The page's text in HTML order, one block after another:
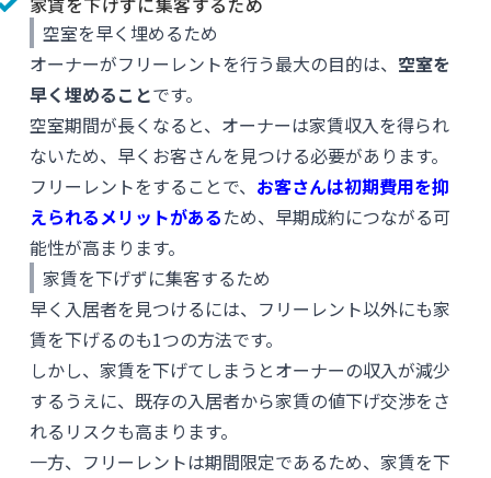
空室を早く埋めるため
オーナーがフリーレントを行う最大の目的は、 空室を
早く埋めることです。
空室期間が長くなると、オーナーは家賃収入を得られ
ないため、早くお客さんを見つける必要があります。
フリーレントをすることで、 お客さんは初期費用を抑
えられるメリットがあるため、早期成約につながる可
能性が高まります。
家賃を下げずに集客するため
早く入居者を見つけるには、フリーレント以外にも家
賃を下げるのも1つの方法です。
しかし、家賃を下げてしまうとオーナーの収入が減少
するうえに、既存の入居者から家賃の値下げ交渉をさ
れるリスクも高まります。
一方、フリーレントは期間限定であるため、家賃を下